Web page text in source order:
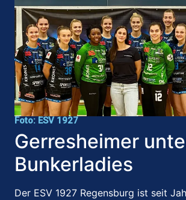
Foto: ESV 1927
Gerresheimer
Bunkerladies
Der ESV 1927 Regensburg ist seit